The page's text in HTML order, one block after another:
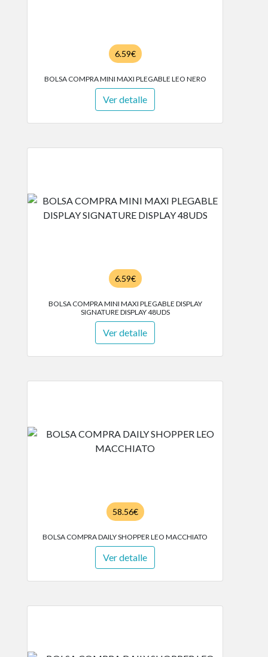
6.59€
BOLSA COMPRA MINI MAXI PLEGABLE LEO NERO
Ver detalle
6.59€
BOLSA COMPRA MINI MAXI PLEGABLE DISPLAY
SIGNATURE DISPLAY 48UDS
Ver detalle
58.56€
BOLSA COMPRA DAILY SHOPPER LEO MACCHIATO
Ver detalle